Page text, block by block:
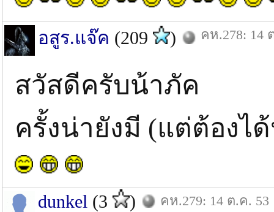
อสูร.แจ๊ค (209 ) คห.278: 14
สวัสดีครับน้าภัค
ครั้งน่ายังมี (แต่ต้องไ
dunkel (3 ) คห.279: 14 ต.ค. 53